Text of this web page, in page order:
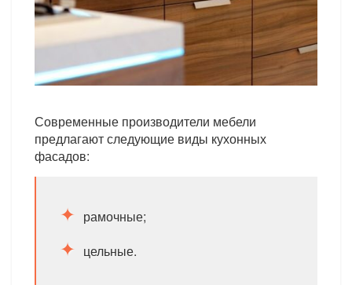
Современные производители мебели
предлагают следующие виды кухонных
фасадов:
рамочные;
цельные.